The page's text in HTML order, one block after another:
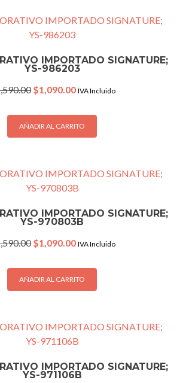
IMPORTADO SIGNATURE;
YS-986203
Original
was:
$1,590.00.
$1,090.00Current
is:
$1,090.00.
IVA Incluido
AÑADIR AL CARRITO
IMPORTADO SIGNATURE;
YS-970803B
Original
was:
$1,590.00.
$1,090.00Current
is:
$1,090.00.
IVA Incluido
AÑADIR AL CARRITO
IMPORTADO SIGNATURE;
YS-971106B